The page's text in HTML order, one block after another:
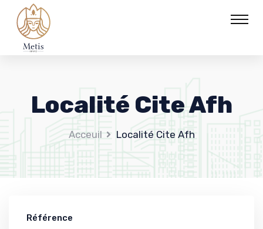
Localité Cite Afh
Acceuil Localité Cite Afh
Référence